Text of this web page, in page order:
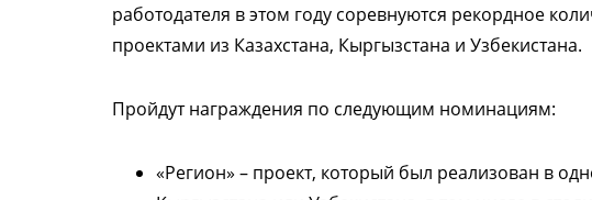
работодателя в этом году соревнуются рекордное
проектами из Казахстана, Кыргызстана и Узбекистана.
Пройдут награждения по следующим номинациям:
«Регион» – проект, который был реализован в